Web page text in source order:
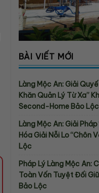
BÀI VIẾT MỚI
Làng Mộc An: Giải
Khăn Quản Lý Từ Xa”
Second-Home Bảo Lộc
Làng Mộc An: Giải Pháp
Hóa Giải Nỗi Lo “Chôn
Lộc
Pháp Lý Làng Mộc An:
Toàn Vốn Tuyệt Đối
Bảo Lộc